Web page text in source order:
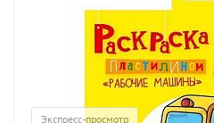
Экспресс-просмотр